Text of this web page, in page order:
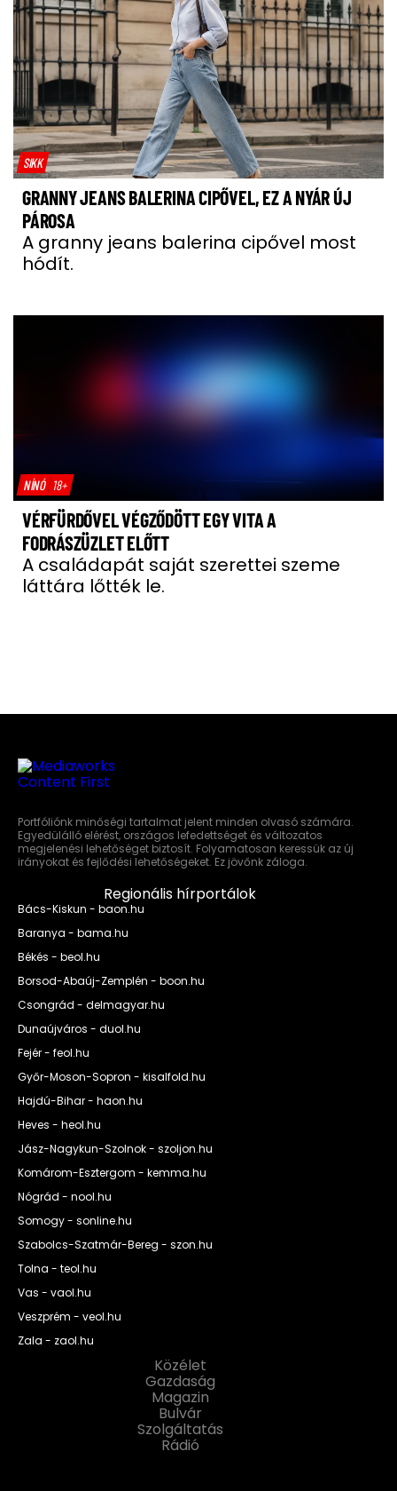
SIKK
GRANNY JEANS BALERINA CIPŐVEL, EZ A NYÁR ÚJ
PÁROSA
A granny jeans balerina cipővel most
hódít.
NÍNÓ 18+
VÉRFÜRDŐVEL VÉGZŐDÖTT EGY VITA A
FODRÁSZÜZLET ELŐTT
A családapát saját szerettei szeme
láttára lőtték le.
Portfóliónk minőségi tartalmat jelent minden olvasó számára.
Egyedülálló elérést, országos lefedettséget és változatos
megjelenési lehetőséget biztosít. Folyamatosan keressük az új
irányokat és fejlődési lehetőségeket. Ez jövőnk záloga.
Regionális hírportálok
Bács-Kiskun - baon.hu
Baranya - bama.hu
Békés - beol.hu
Borsod-Abaúj-Zemplén - boon.hu
Csongrád - delmagyar.hu
Dunaújváros - duol.hu
Fejér - feol.hu
Győr-Moson-Sopron - kisalfold.hu
Hajdú-Bihar - haon.hu
Heves - heol.hu
Jász-Nagykun-Szolnok - szoljon.hu
Komárom-Esztergom - kemma.hu
Nógrád - nool.hu
Somogy - sonline.hu
Szabolcs-Szatmár-Bereg - szon.hu
Tolna - teol.hu
Vas - vaol.hu
Veszprém - veol.hu
Zala - zaol.hu
Közélet
Gazdaság
Magazin
Bulvár
Szolgáltatás
Rádió